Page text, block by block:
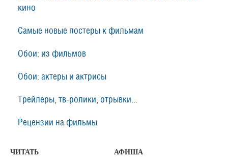
кино
Самые новые постеры к фильмам
Обои: из фильмов
Обои: актеры и актрисы
Трейлеры, тв-ролики, отрывки...
Рецензии на фильмы
ЧИТАТЬ АФИША